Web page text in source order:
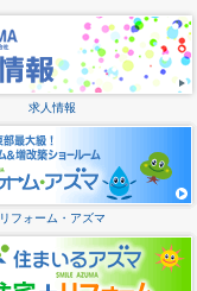
求人情報
リフォーム・アズマ